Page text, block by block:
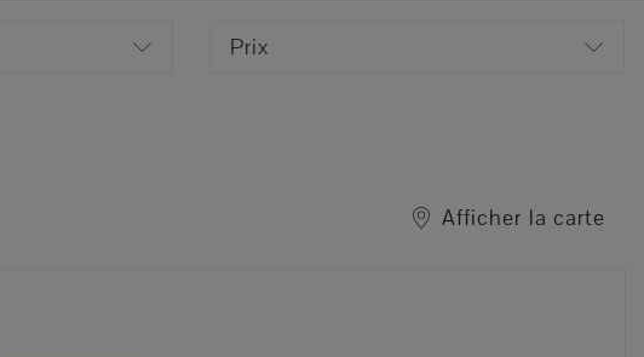
Prix
Afficher la carte